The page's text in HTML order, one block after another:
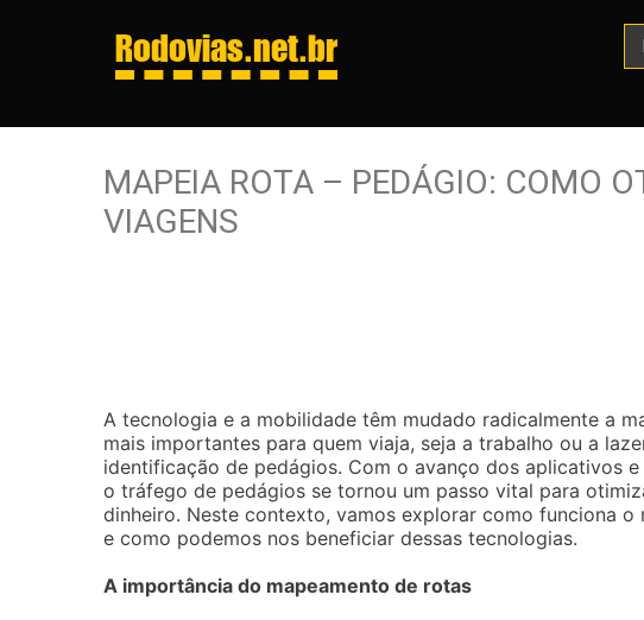
Rodovias.net.br
MAPEIA ROTA – PEDÁGIO: COMO
VIAGENS
A tecnologia e a mobilidade têm mudado radicalmente a
mais importantes para quem viaja, seja a trabalho ou a
identificação de pedágios. Com o avanço dos aplicativos
o tráfego de pedágios se tornou um passo vital para
dinheiro. Neste contexto, vamos explorar como funciona
e como podemos nos beneficiar dessas tecnologias.
A importância do mapeamento de rotas